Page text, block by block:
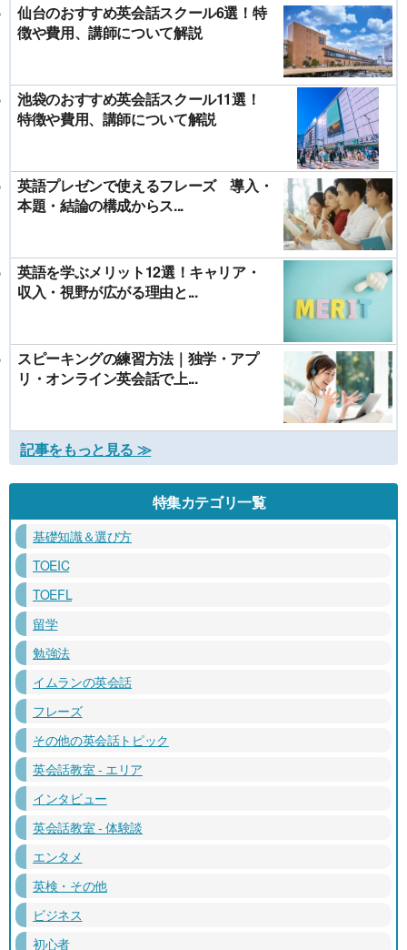
仙台のおすすめ英会話スクール6選！特
徴や費用、講師について解説
池袋のおすすめ英会話スクール11選！
特徴や費用、講師について解説
英語プレゼンで使えるフレーズ 導入・
本題・結論の構成からス...
英語を学ぶメリット12選！キャリア・
収入・視野が広がる理由と...
スピーキングの練習方法｜独学・アプ
リ・オンライン英会話で上...
記事をもっと見る ≫
特集カテゴリ一覧
基礎知識＆選び方
TOEIC
TOEFL
留学
勉強法
イムランの英会話
フレーズ
その他の英会話トピック
英会話教室 - エリア
インタビュー
英会話教室 - 体験談
エンタメ
英検・その他
ビジネス
初心者